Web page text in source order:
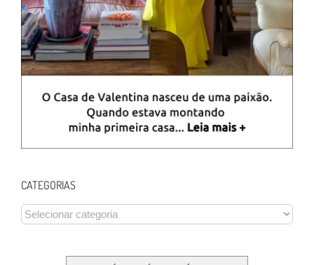
CATEGORIAS
CATEGORIAS